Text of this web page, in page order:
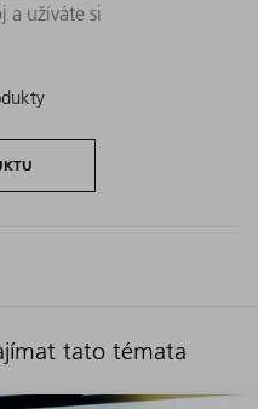
a užíváte si
tato témata